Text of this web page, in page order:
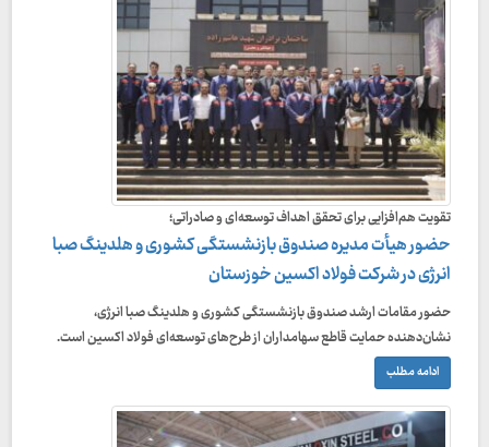
تقویت هم‌افزایی برای تحقق اهداف توسعه‌ای و صادراتی؛
حضور هیأت مدیره صندوق بازنشستگی کشوری و هلدینگ صبا
انرژی در شرکت فولاد اکسین خوزستان
حضور مقامات ارشد صندوق بازنشستگی کشوری و هلدینگ صبا انرژی،
نشان‌دهنده حمایت قاطع سهامداران از طرح‌های توسعه‌ای فولاد اکسین است.
ادامه مطلب